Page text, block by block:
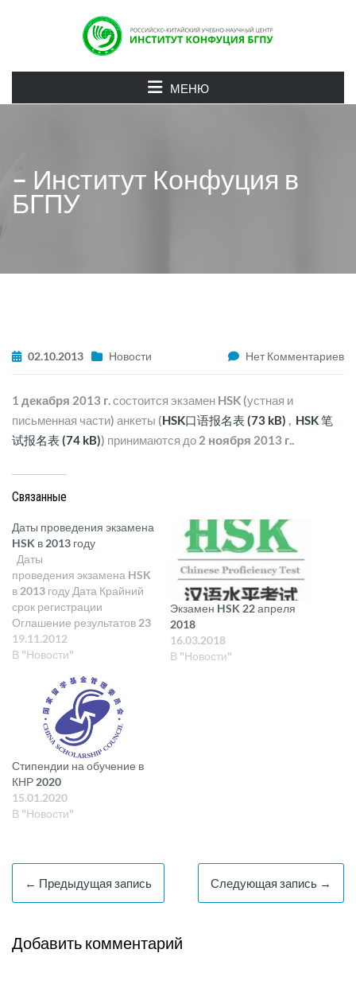
МЕНЮ
– Институт Конфуция в
БГПУ
02.10.2013 Новости Нет Комментариев
1 декабря 2013 г.состоится экзамен HSK (устная и
письменная части) анкеты (HSK口语报名表 , HSK 笔
试报名表
) принимаются до 2 ноября 2013 г..
Связанные
Даты проведения экзамена
HSK в 2013 году
Даты
проведения экзамена HSK
в 2013 году Дата Крайний
срок регистрации
Оглашение результатов 23
марта (сбт.) 20 февраля 24
апреля 12 мая (вск.) 12
(сбт.) 19 сентября 20
ноября 1 декабря (вск.) 1
ноября 4 января 2014
19.11.2012
В "Новости"
Экзамен HSK 22 апреля
2018
16.03.2018
В "Новости"
Стипендии на обучение в
КНР 2020
15.01.2020
В "Новости"
← Предыдущая запись Следующая запись →
Добавить комментарий